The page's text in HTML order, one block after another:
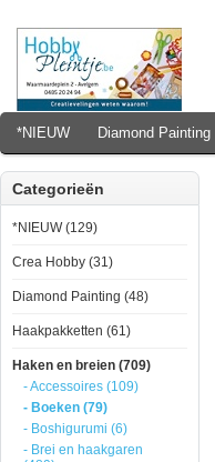
*NIEUW Diamond Painting
Categorieën
*NIEUW (129)
Crea Hobby (31)
Diamond Painting (48)
Haakpakketten (61)
Haken en breien (709)
- Accessoires (109)
- Boeken (79)
- Boshigurumi (6)
- Brei en haakgaren